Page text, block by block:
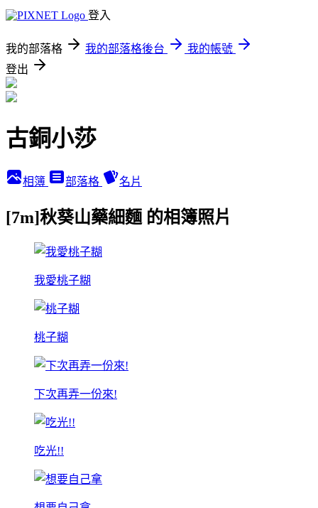
登入
我的部落格 我的部落格後台
我的帳號
登出
古銅小莎
相簿 部落格 名片
[7m]秋葵山藥細麵 的相簿照片
我愛桃子糊
桃子糊
下次再弄一份來!
吃光!!